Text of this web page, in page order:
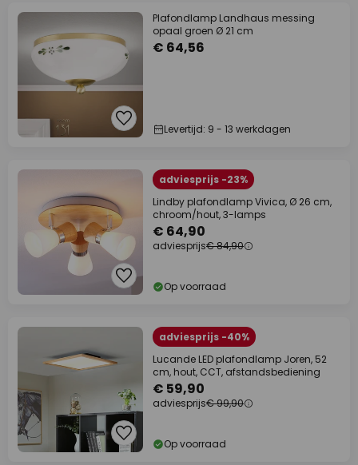
Plafondlamp Landhaus messing
opaal groen Ø 21 cm
€ 64,56
Levertijd: 9 - 13 werkdagen
adviesprijs -23%
Lindby plafondlamp Vivica, Ø 26 cm,
chroom/hout, 3-lamps
€ 64,90
adviesprijs€ 84,90
Op voorraad
adviesprijs -40%
Lucande LED plafondlamp Joren, 52
cm, hout, CCT, afstandsbediening
€ 59,90
adviesprijs€ 99,90
Op voorraad